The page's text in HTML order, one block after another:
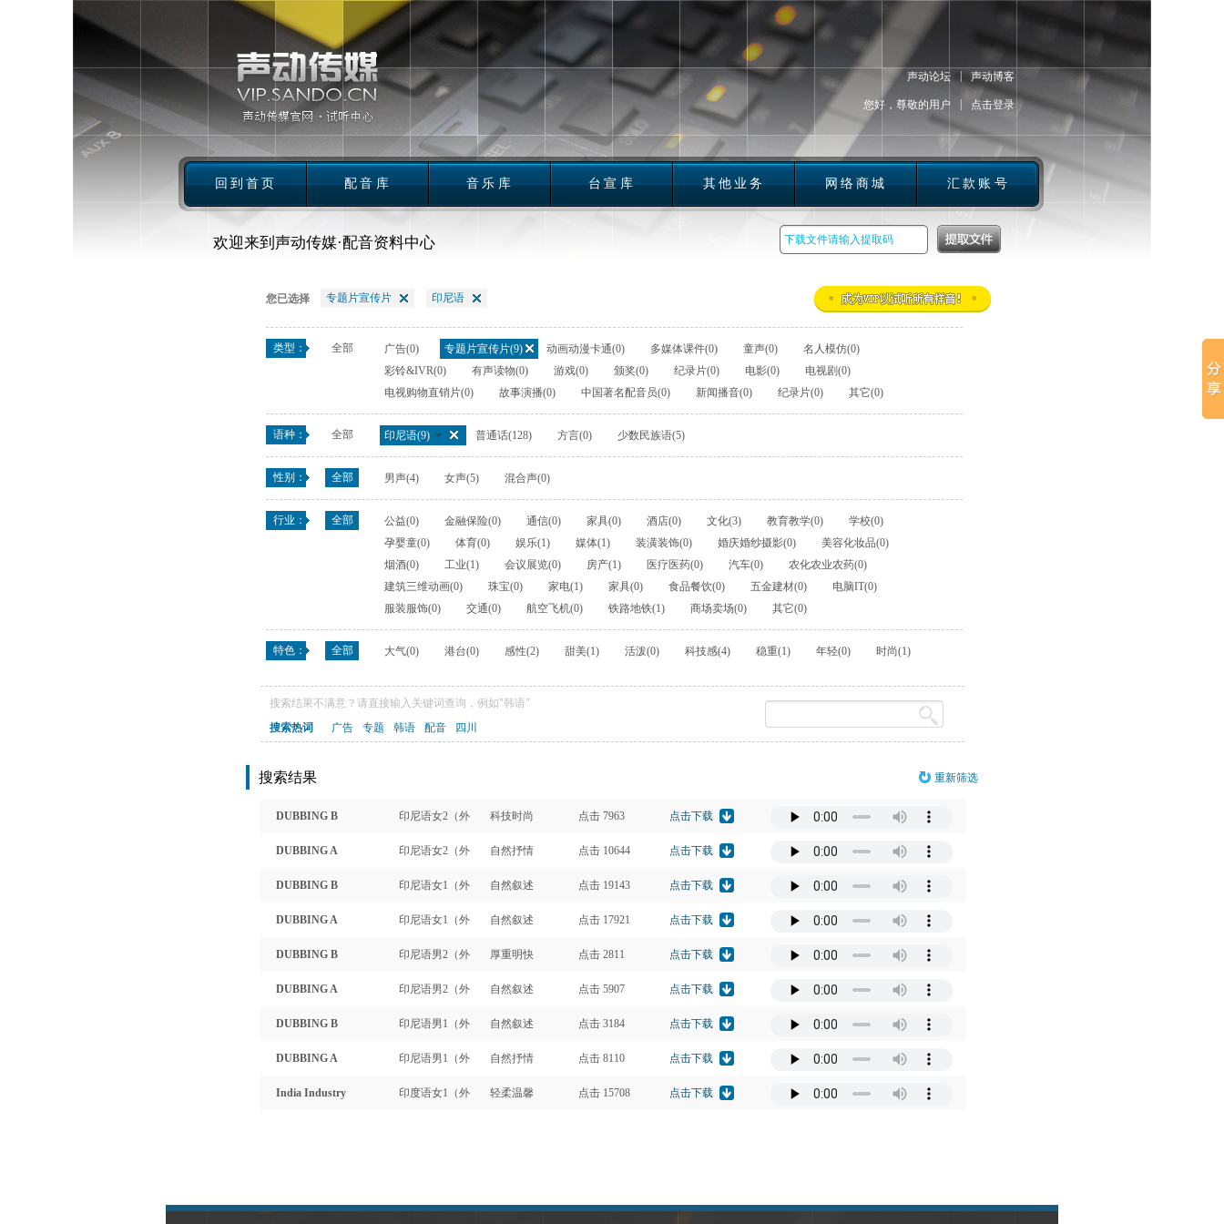
声动博客
声动论坛
点击登录
您好，尊敬的用户
回到首页 配音库 音乐库 台宣库 其他业务 网络商城 汇款账号
欢迎来到声动传媒·配音资料中心
您已选择 专题片宣传片 印尼语
类型： 全部 广告(0) 专题片宣传片(9) 动画动漫卡通(0) 多媒体课件(0) 童声(0)
名人模仿(0)
彩铃&IVR(0)
有声读物(0) 游戏(0) 颁奖(0) 纪录片(0) 电影(0)
电视剧(0)
电视购物直销片(0)
故事演播(0) 中国著名配音员(0) 新闻播音(0) 纪录片(0) 其它(0)
语种： 全部 印尼语(9) 普通话(128) 方言(0) 少数民族语(5)
性别： 全部 男声(4) 女声(5) 混合声(0)
行业： 全部 公益(0) 金融保险(0) 通信(0) 家具(0) 酒店(0) 文化(3) 教育教学(0)
学校(0)
孕婴童(0)
体育(0) 娱乐(1) 媒体(1) 装潢装饰(0) 婚庆婚纱摄影(0)
美容化妆品(0)
烟酒(0)
工业(1) 会议展览(0) 房产(1) 医疗医药(0) 汽车(0)
农化农业农药(0)
建筑三维动画(0)
珠宝(0) 家电(1) 家具(0) 食品餐饮(0) 五金建材(0)
电脑IT(0)
服装服饰(0)
交通(0) 航空飞机(0) 铁路地铁(1) 商场卖场(0) 其它(0)
特色： 全部 大气(0) 港台(0) 感性(2) 甜美(1) 活泼(0) 科技感(4) 稳重(1) 年轻(0) 时尚(1)
搜索结果不满意？请直接输入关键词查询，例如"韩语"
搜索热词
广告 专题 韩语 配音 四川
搜索结果 重新筛选
DUBBING B 印尼语女2（外
籍）
科技时尚 点击 7963 点击下载
DUBBING A 印尼语女2（外
籍）
自然抒情 点击 10644 点击下载
DUBBING B 印尼语女1（外
籍）
自然叙述 点击 19143 点击下载
DUBBING A 印尼语女1（外
籍）
自然叙述 点击 17921 点击下载
DUBBING B 印尼语男2（外
籍）
厚重明快 点击 2811 点击下载
DUBBING A 印尼语男2（外
籍）
自然叙述 点击 5907 点击下载
DUBBING B 印尼语男1（外
籍）
自然叙述 点击 3184 点击下载
DUBBING A 印尼语男1（外
籍）
自然抒情 点击 8110 点击下载
India Industry 印度语女1（外 轻柔温馨 点击 15708 点击下载